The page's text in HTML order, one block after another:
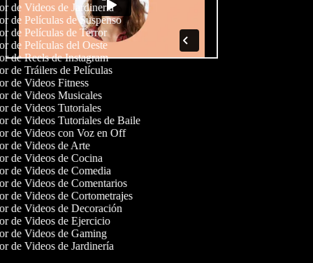
de Videos de Jardinería
de Películas de Suspenso
de Películas de Terror
de Películas del Oeste
de Reels de Instagram
de Tráilers de Películas
de Videos Fitness
de Videos Musicales
de Videos Tutoriales
de Videos Tutoriales de Baile
de Videos con Voz en Off
de Videos de Arte
de Videos de Cocina
de Videos de Comedia
de Videos de Comentarios
de Videos de Cortometrajes
de Videos de Decoración
de Videos de Ejercicio
de Videos de Gaming
de Videos de Jardinería